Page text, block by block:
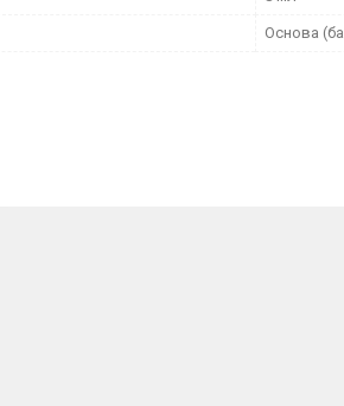
Основа